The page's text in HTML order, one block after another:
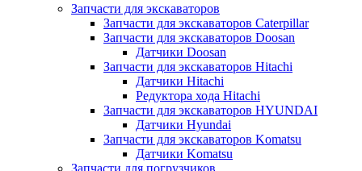
Запчасти для экскаваторов
Запчасти для экскаваторов Caterpillar
Запчасти для экскаваторов Doosan
Датчики Doosan
Запчасти для экскаваторов Hitachi
Датчики Hitachi
Редуктора хода Hitachi
Запчасти для экскаваторов HYUNDAI
Датчики Hyundai
Запчасти для экскаваторов Komatsu
Датчики Komatsu
Запчасти для погрузчиков